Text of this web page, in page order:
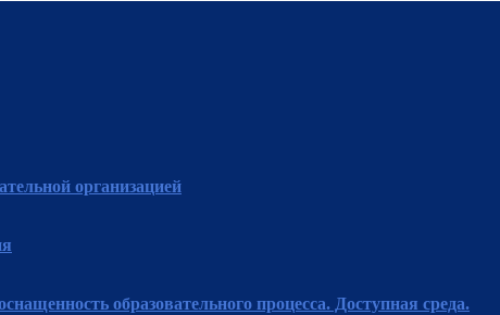
организацией
образовательного процесса. Доступная среда.